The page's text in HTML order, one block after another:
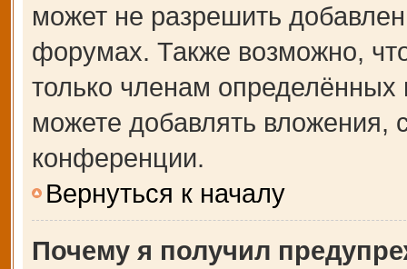
может не разрешить
форумах. Также возможно,
только членам
можете добавлять вложения,
конференции.
Вернуться к началу
Почему я получил